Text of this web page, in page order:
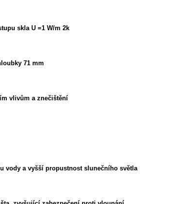
skla U =1 W/m 2k
71 mm
vlivům a znečištění
vody a vyšší propustnost slunečního světla